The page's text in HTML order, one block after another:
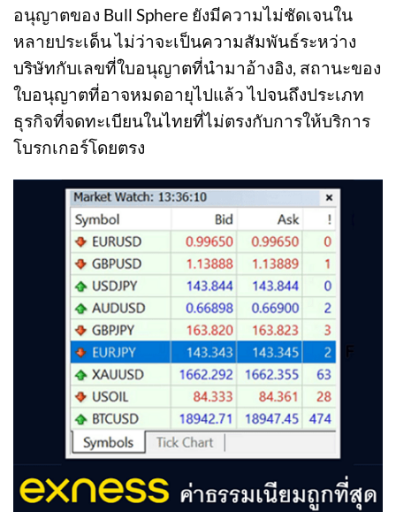
อนุญาตของ Bull Sphere ยังมีความไม่ชัดเจนใน
หลายประเด็น ไม่ว่าจะเป็นความสัมพันธ์ระหว่าง
บริษัทกับเลขที่ใบอนุญาตที่นำมาอ้างอิง, สถานะของ
ใบอนุญาตที่อาจหมดอายุไปแล้ว ไปจนถึงประเภท
ธุรกิจที่จดทะเบียนในไทยที่ไม่ตรงกับการให้บริการ
โบรกเกอร์โดยตรง